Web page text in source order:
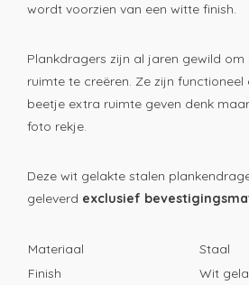
wordt voorzien van een witte finish.
Plankdragers zijn al jaren gewild
ruimte te creëren. Ze zijn
beetje extra ruimte geven denk
foto rekje.
Deze wit gelakte stalen
geleverd exclusief
Materiaal
Staal
Finish
Wit